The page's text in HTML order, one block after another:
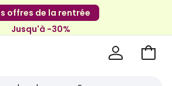
offres de la rentrée
Jusqu'à -30%
Aller